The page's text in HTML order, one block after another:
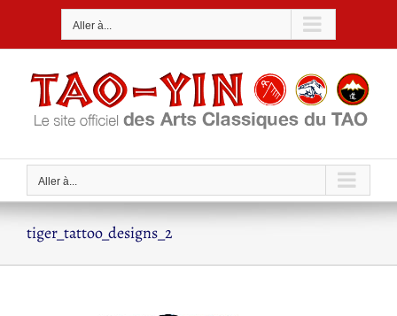
Aller à...
Aller à...
tiger_tattoo_designs_2